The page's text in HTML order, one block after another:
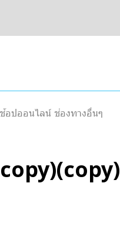
ช้อปออนไลน์ ช่องทางอื่นๆ